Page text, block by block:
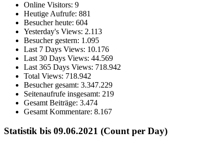
Online Visitors: 9
Heutige Aufrufe: 881
Besucher heute: 604
Yesterday's Views: 2.113
Besucher gestern: 1.095
Last 7 Days Views: 10.176
Last 30 Days Views: 44.569
Last 365 Days Views: 718.942
Total Views: 718.942
Besucher gesamt: 3.347.229
Seitenaufrufe insgesamt: 219
Gesamt Beiträge: 3.474
Gesamt Kommentare: 8.167
Statistik bis 09.06.2021 (Count per Day)